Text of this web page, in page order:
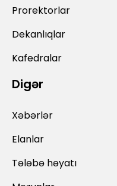
Prorektorlar
Dekanlıqlar
Kafedralar
Digər
Xəbərlər
Elanlar
Tələbə həyatı